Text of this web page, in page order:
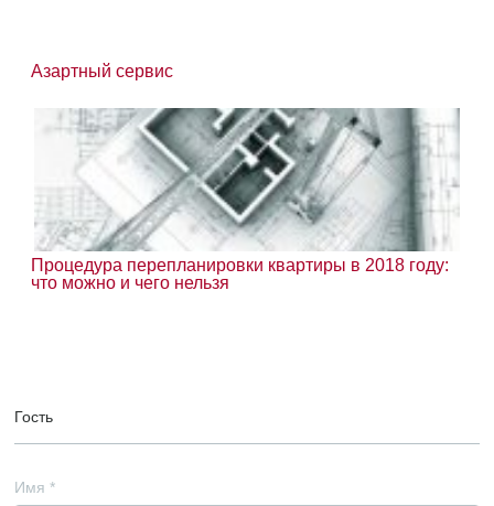
Азартный сервис
Процедура перепланировки квартиры в 2018 году:
что можно и чего нельзя
Гость
Имя *